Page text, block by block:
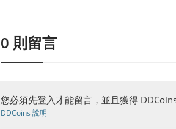
0 則留言
您必須先登入才能留言，並且獲得 DDCoins
DDCoins 說明